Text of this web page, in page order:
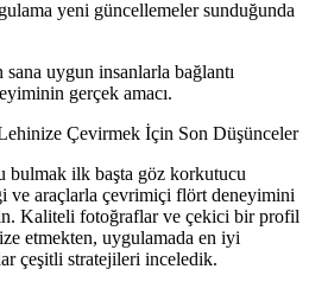
yeni güncellemeler sunduğunda
uygun insanlarla bağlantı
gerçek amacı.
Çevirmek İçin Son Düşünceler
bulmak ilk başta göz korkutucu
ve araçlarla çevrimiçi flört deneyimini
Kaliteli fotoğraflar ve çekici bir profil
etmekten, uygulamada en iyi
çeşitli stratejileri inceledik.